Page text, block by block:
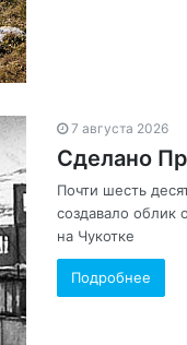
7 августа 2026
Сделано
Почти шесть
создавало облик
на Чукотке
Подробнее